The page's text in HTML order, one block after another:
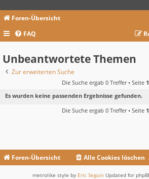
Foren-Übersicht
FAQ
Unbeantwortete Themen
Zur erweiterten Suche
Die Suche ergab 0 Treffer • Seite 1
Es wurden keine passenden Ergebnisse gefunden.
Die Suche ergab 0 Treffer • Seite 1
Foren-Übersicht Alle Cookies löschen
metrolike style by Eric Seguin Updated for